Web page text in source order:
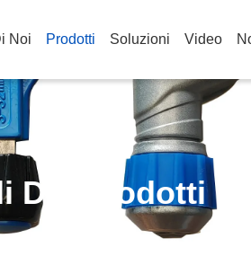
Noi Prodotti Soluzioni Video
Dei Prodotti